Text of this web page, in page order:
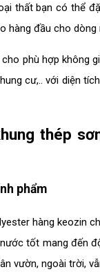
thất bạn có thể
hàng đầu cho dòng
phù hợp không
cư,.. với diện
thép
phẩm
hàng keozin
tốt mang đến
vườn, ngoài trời,